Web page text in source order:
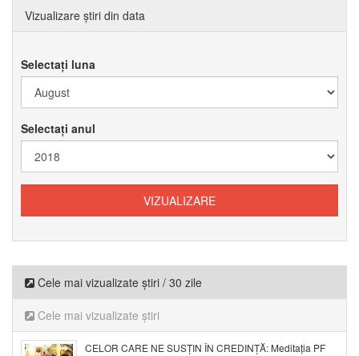
Vizualizare știri din data
Selectați luna
Selectați anul
Cele mai vizualizate știri / 30 zile
Cele mai vizualizate știri
CELOR CARE NE SUSȚIN ÎN CREDINȚĂ: Meditația PF